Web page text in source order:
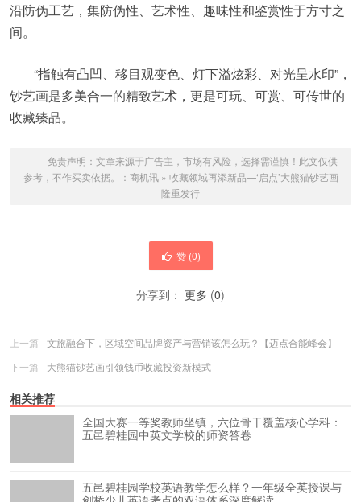
沿防伪工艺，集防伪性、艺术性、趣味性和鉴赏性于方寸之
间。
“指触有凸凹、移目观变色、灯下溢炫彩、对光呈水印”，
钞艺画是多美合一的精致艺术，更是可玩、可赏、可传世的
收藏臻品。
免责声明：文章来源于广告主，市场有风险，选择需谨慎！此文仅供
参考，不作买卖依据。： 商机讯» 收藏领域再添新品—‘启点’大熊猫钞艺画
隆重发行
赞 (0)
分享到： 更多 (0)
上一篇
文旅融合下，区域空间品牌资产与营销该怎么玩？【迈点合能峰会】
下一篇
大熊猫钞艺画引领钱币收藏投资新模式
相关推荐
全国大赛一等奖教师坐镇，六位骨干覆盖核心学科：
五邑碧桂园中英文学校的师资答卷
五邑碧桂园学校英语教学怎么样？一年级全英授课与